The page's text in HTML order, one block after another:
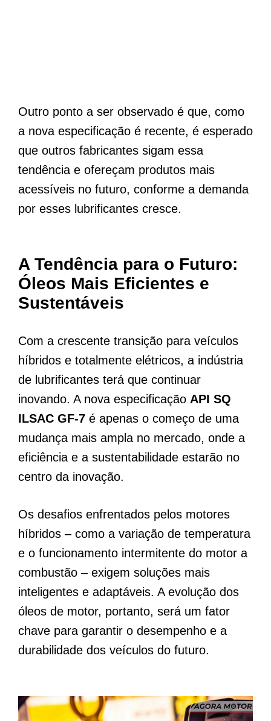
Outro ponto a ser observado é que, como
a nova especificação é recente, é esperado
que outros fabricantes sigam essa
tendência e ofereçam produtos mais
acessíveis no futuro, conforme a demanda
por esses lubrificantes cresce.
A Tendência para o Futuro:
Óleos Mais Eficientes e
Sustentáveis
Com a crescente transição para veículos
híbridos e totalmente elétricos, a indústria
de lubrificantes terá que continuar
inovando. A nova especificação API SQ
ILSAC GF-7 é apenas o começo de uma
mudança mais ampla no mercado, onde a
eficiência e a sustentabilidade estarão no
centro da inovação.
Os desafios enfrentados pelos motores
híbridos – como a variação de temperatura
e o funcionamento intermitente do motor a
combustão – exigem soluções mais
inteligentes e adaptáveis. A evolução dos
óleos de motor, portanto, será um fator
chave para garantir o desempenho e a
durabilidade dos veículos do futuro.